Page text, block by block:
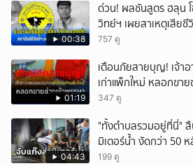
00:38
ด่วน! ผลชันสูตร ฮลุน
วิทย์ฯ เผยสาเหตุเสียชี
757 ดู
01:19
เตือนภัยสายบุญ! เจ้าอ
เก่าแพ็กใหม่ หลอกขาย
347 ดู
04:43
"ทั้งตำบลรวมอยู่ที่นี่"
มิเตอร์น้ำ งัดกว่า 50
สารภาพขายหาเงินซื้อย
199 ดู